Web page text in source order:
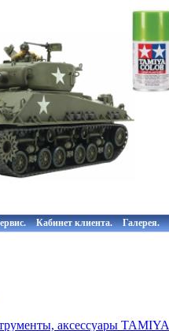
Кабинет клиента. Галерея.
аксессуары TAMIYA